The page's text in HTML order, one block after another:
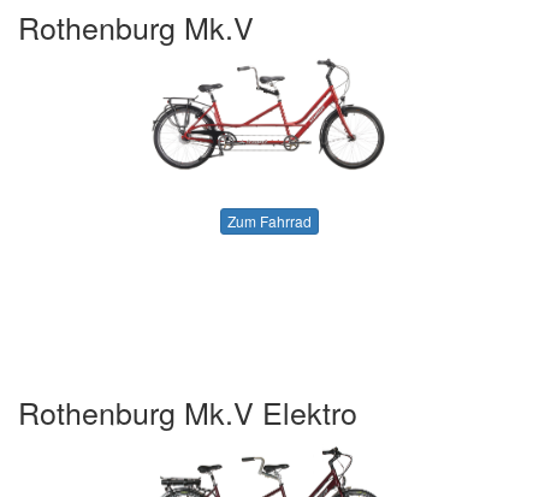
Rothenburg Mk.V
Zum Fahrrad
Rothenburg Mk.V Elektro